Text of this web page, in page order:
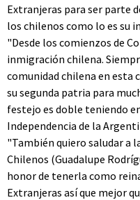
Extranjeras para ser parte
los chilenos como lo es su
"Desde los comienzos de
inmigración chilena.
comunidad chilena en esta
su segunda patria para
festejo es doble teniendo
Independencia de la
"También quiero saludar a
Chilenos (Guadalupe
honor de tenerla como
Extranjeras así que mejor